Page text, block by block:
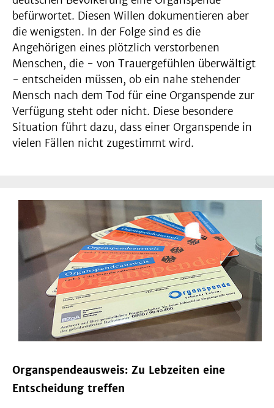
befürwortet. Diesen Willen dokumentieren aber
die wenigsten. In der Folge sind es die
Angehörigen eines plötzlich verstorbenen
Menschen, die - von Trauergefühlen überwältigt
- entscheiden müssen, ob ein nahe stehender
Mensch nach dem Tod für eine Organspende zur
Verfügung steht oder nicht. Diese besondere
Situation führt dazu, dass einer Organspende in
vielen Fällen nicht zugestimmt wird.
Organspendeausweis: Zu Lebzeiten eine
Entscheidung treffen